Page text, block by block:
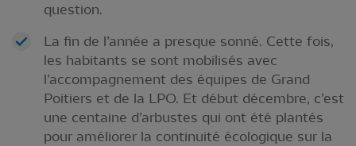
question.
La fin de l’année a presque sonné. Cette fois,
les habitants se sont mobilisés avec
l’accompagnement des équipes de Grand
Poitiers et de la LPO. Et début décembre, c’est
une centaine d’arbustes qui ont été plantés
pour améliorer la continuité écologique sur la